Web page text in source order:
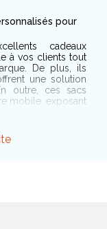
pour
cadeaux
à vos clients tout
De plus, ils
une solution
outre, ces sacs
mobile, exposant
et durable de
encore courses